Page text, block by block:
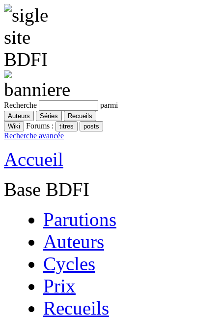
Recherche parmi
Forums :
Recherche avancée
Accueil
Base BDFI
Parutions
Auteurs
Cycles
Prix
Recueils